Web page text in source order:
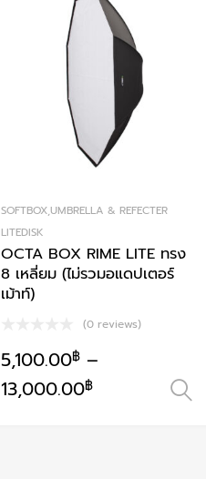
SOFTBOX,UMBRELLA & REFECTER
LITEDISK
OCTA BOX RIME LITE ทรง
8 เหลี่ยม (ไม่รวมอแดปเตอร์
เม้าท์)
(0 reviews)
5,100.00฿ –
13,000.00฿
This